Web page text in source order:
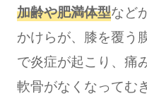
加齢や肥満体型など
かけらが、膝を覆う
で炎症が起こり、痛
軟骨がなくなってむ